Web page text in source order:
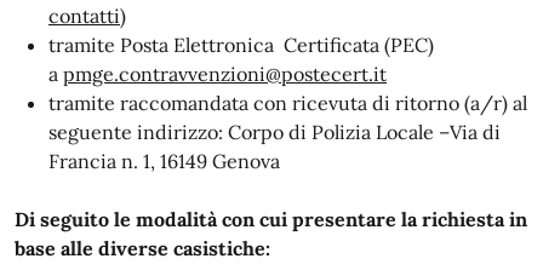
contatti)
tramite Posta Elettronica Certificata (PEC)
a pmge.contravvenzioni@postecert.it
tramite raccomandata con ricevuta di ritorno (a/r) al
seguente indirizzo: Corpo di Polizia Locale –Via di
Francia n. 1, 16149 Genova
Di seguito le modalità con cui presentare la richiesta in
base alle diverse casistiche: